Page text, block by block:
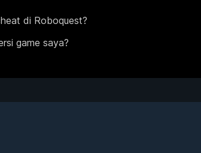
di Roboquest?
game saya?